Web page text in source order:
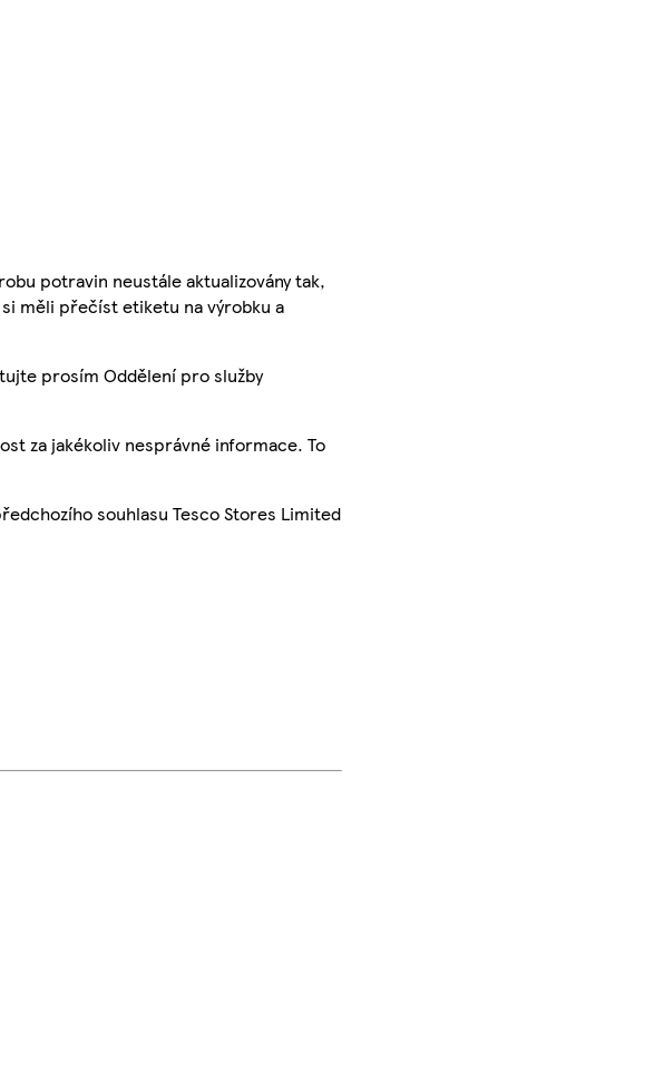
potravin neustále aktualizovány tak,
měli přečíst etiketu na výrobku a
prosím Oddělení pro služby
za jakékoliv nesprávné informace. To
souhlasu Tesco Stores Limited